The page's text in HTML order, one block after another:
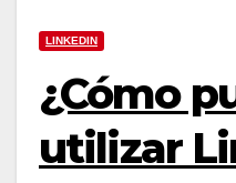
LINKEDIN
¿Cómo
utilizar